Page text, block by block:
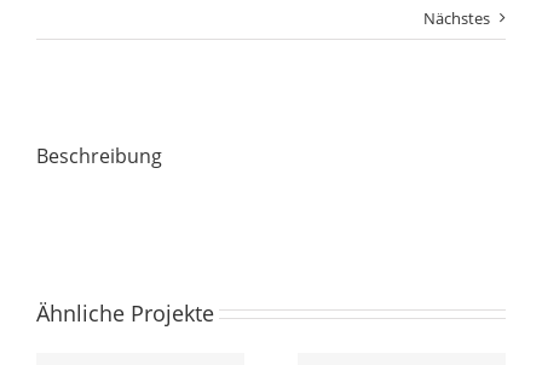
Nächstes
Beschreibung
Ähnliche Projekte